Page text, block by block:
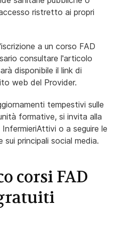
ristretto ai propri
a un corso FAD
consultare l'articolo
disponibile il link di
web del Provider.
tempestivi sulle
formative, si invita alla
o a seguire le
sui principali social media.
corsi FAD